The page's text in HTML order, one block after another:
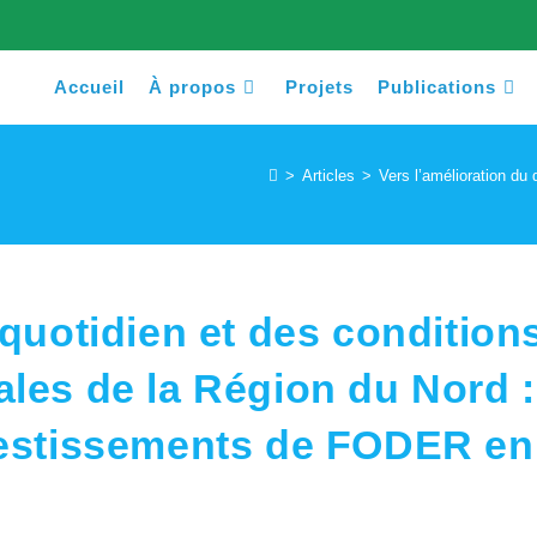
Accueil À propos Projets Publications
> Articles > Vers l’amélioration
et des
de la Région du Nord :
de FODER en